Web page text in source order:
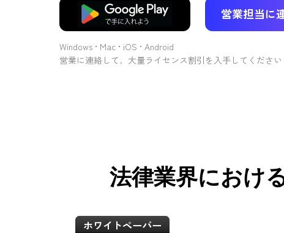
無料ダウンロード 営業担当に
Windows • Mac • iOS • Android
営業に連絡して、大量ライセンス割引を入手してください
法律業界におけ